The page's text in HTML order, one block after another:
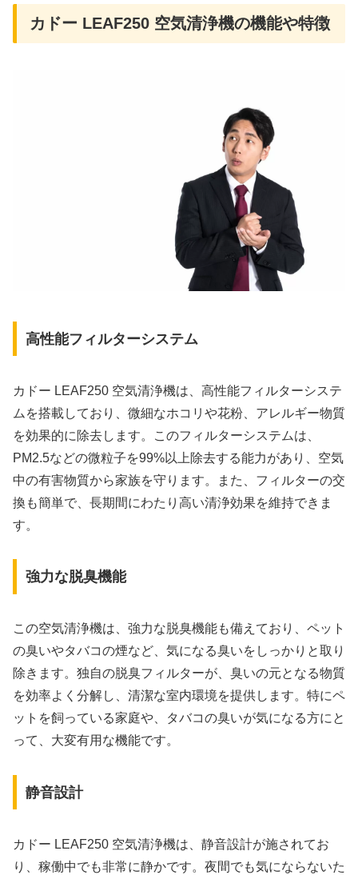
カドー LEAF250 空気清浄機の機能や特徴
高性能フィルターシステム
カドー LEAF250 空気清浄機は、高性能フィルターシステ
ムを搭載しており、微細なホコリや花粉、アレルギー物質
を効果的に除去します。このフィルターシステムは、
PM2.5などの微粒子を99%以上除去する能力があり、空気
中の有害物質から家族を守ります。また、フィルターの交
換も簡単で、長期間にわたり高い清浄効果を維持できま
す。
強力な脱臭機能
この空気清浄機は、強力な脱臭機能も備えており、ペット
の臭いやタバコの煙など、気になる臭いをしっかりと取り
除きます。独自の脱臭フィルターが、臭いの元となる物質
を効率よく分解し、清潔な室内環境を提供します。特にペ
ットを飼っている家庭や、タバコの臭いが気になる方にと
って、大変有用な機能です。
静音設計
カドー LEAF250 空気清浄機は、静音設計が施されてお
り、稼働中でも非常に静かです。夜間でも気にならないた